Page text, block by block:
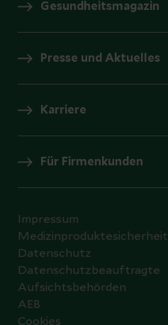
Gesundheitsmagazin
Presse und Aktuelles
Karriere
Für Firmenkunden
Impressum
Medizinproduktesicherheit
Datenschutz
Datenschutzbeauftragte
Aufsichtsbehörden
AEB
Cookies